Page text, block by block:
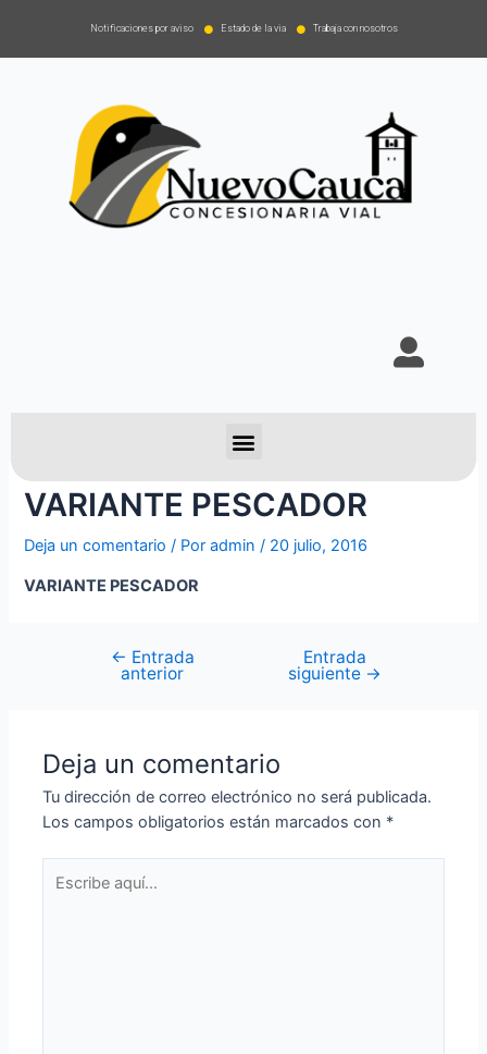
Notificaciones por aviso Estado de la via Trabaja con nosotros
VARIANTE PESCADOR
Deja un comentario / Poradmin / 20 julio, 2016
VARIANTE PESCADOR
← Entrada
anterior
Entrada
siguiente →
Deja un comentario
Tu dirección de correo electrónico no será publicada.
Los campos obligatorios están marcados con *